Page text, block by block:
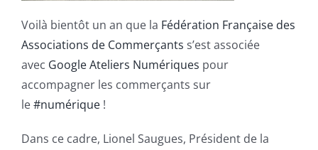
Voilà bientôt un an que la Fédération Française des
Associations de Commerçants s’est associée
avec Google Ateliers Numériques pour
accompagner les commerçants sur
le#numérique !
Dans ce cadre, Lionel Saugues, Président de la